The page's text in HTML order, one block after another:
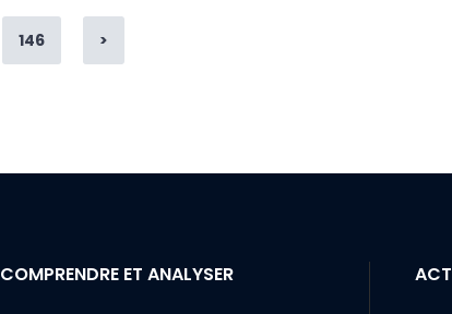
Page
146 >
COMPRENDRE ET ANALYSER